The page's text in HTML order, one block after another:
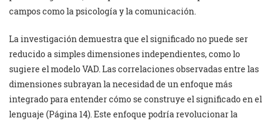
campos como la psicología y la comunicación.
La investigación demuestra que el significado no puede ser
reducido a simples dimensiones independientes, como lo
sugiere el modelo VAD. Las correlaciones observadas entre las
dimensiones subrayan la necesidad de un enfoque más
integrado para entender cómo se construye el significado en el
lenguaje (Página 14). Este enfoque podría revolucionar la